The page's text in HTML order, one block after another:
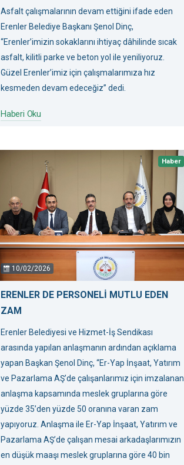
Asfalt çalışmalarının devam ettiğini ifade eden
Erenler Belediye Başkanı Şenol Dinç,
“Erenler’imizin sokaklarını ihtiyaç dâhilinde sıcak
asfalt, kilitli parke ve beton yol ile yeniliyoruz.
Güzel Erenler’imiz için çalışmalarımıza hız
kesmeden devam edeceğiz” dedi.
Haberi Oku
Haber
10/02/2026
ERENLER DE PERSONELİ MUTLU EDEN
ZAM
Erenler Belediyesi ve Hizmet-İş Sendikası
arasında yapılan anlaşmanın ardından açıklama
yapan Başkan Şenol Dinç, “Er-Yap İnşaat, Yatırım
ve Pazarlama AŞ’de çalışanlarımız için imzalanan
anlaşma kapsamında meslek gruplarına göre
yüzde 35’den yüzde 50 oranına varan zam
yapıyoruz. Anlaşma ile Er-Yap İnşaat, Yatırım ve
Pazarlama AŞ’de çalışan mesai arkadaşlarımızın
en düşük maaşı meslek gruplarına göre 40 bin